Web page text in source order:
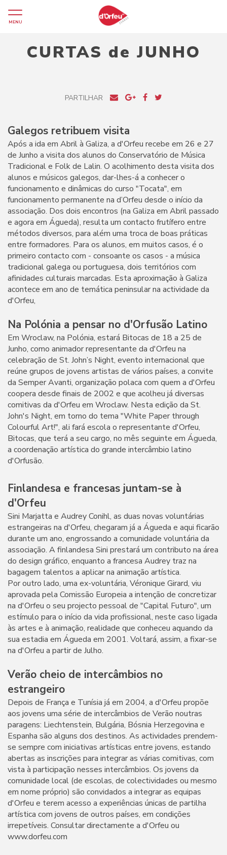
MENU
CURTAS de JUNHO
PARTILHAR
Galegos retribuem visita
Após a ida em Abril à Galiza, a d'Orfeu recebe em 26 e 27
de Junho a visita dos alunos do Conservatório de Música
Tradicional e Folk de Lalin. O acolhimento desta visita dos
alunos e músicos galegos, dar-lhes-á a conhecer o
funcionamento e dinâmicas do curso "Tocata", em
funcionamento permanente na d’Orfeu desde o início da
associação. Dos dois encontros (na Galiza em Abril passado
e agora em Águeda), resulta um contacto frutífero entre
métodos diversos, para além uma troca de boas práticas
entre formadores. Para os alunos, em muitos casos, é o
primeiro contacto com - consoante os casos - a música
tradicional galega ou portuguesa, dois territórios com
afinidades culturais marcadas. Esta aproximação à Galiza
acontece em ano de temática peninsular na actividade da
d'Orfeu,
Na Polónia a pensar no d'Orfusão Latino
Em Wroclaw, na Polónia, estará Bitocas de 18 a 25 de
Junho, como animador representante da d'Orfeu na
celebração de St. John’s Night, evento internacional que
reúne grupos de jovens artistas de vários países, a convite
da Semper Avanti, organização polaca com quem a d'Orfeu
coopera desde finais de 2002 e que acolheu já diversas
comitivas da d'Orfeu em Wroclaw. Nesta edição da St.
John's Night, em torno do tema "White Paper through
Colourful Art!", ali fará escola o representante d'Orfeu,
Bitocas, que terá a seu cargo, no mês seguinte em Águeda,
a coordenação artística do grande intercâmbio latino
d'Orfusão.
Finlandesa e francesas juntam-se à
d'Orfeu
Sini Marjatta e Audrey Conihl, as duas novas voluntárias
estrangeiras na d'Orfeu, chegaram já a Águeda e aqui ficarão
durante um ano, engrossando a comunidade voluntária da
associação. A finlandesa Sini prestará um contributo na área
do design gráfico, enquanto a francesa Audrey traz na
bagagem talentos a aplicar na animação artística.
Por outro lado, uma ex-voluntária, Véronique Girard, viu
aprovada pela Comissão Europeia a intenção de concretizar
na d'Orfeu o seu projecto pessoal de "Capital Futuro", um
estímulo para o início da vida profissional, neste caso ligada
às artes e à animação, realidade que conheceu aquando da
sua estadia em Águeda em 2001. Voltará, assim, a fixar-se
na d'Orfeu a partir de Julho.
Verão cheio de intercâmbios no
estrangeiro
Depois de França e Tunísia já em 2004, a d'Orfeu propõe
aos jovens uma série de intercâmbios de Verão noutras
paragens: Liechtenstein, Bulgária, Bósnia Herzegovina e
Espanha são alguns dos destinos. As actividades prendem-
se sempre com iniciativas artísticas entre jovens, estando
abertas as inscrições para integrar as várias comitivas, com
vista à participação nesses intercâmbios. Os jovens da
comunidade local (de escolas, de colectividades ou mesmo
em nome próprio) são convidados a integrar as equipas
d'Orfeu e terem acesso a experiências únicas de partilha
artística com jovens de outros países, em condições
irrepetíveis. Consultar directamente a d'Orfeu ou
www.dorfeu.com